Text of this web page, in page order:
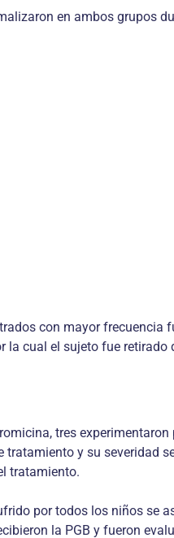
en ambos grupos
con mayor
la cual el sujeto fue retirado
tres
y su severidad
tratamiento.
por todos los niños se
la PGB y fueron